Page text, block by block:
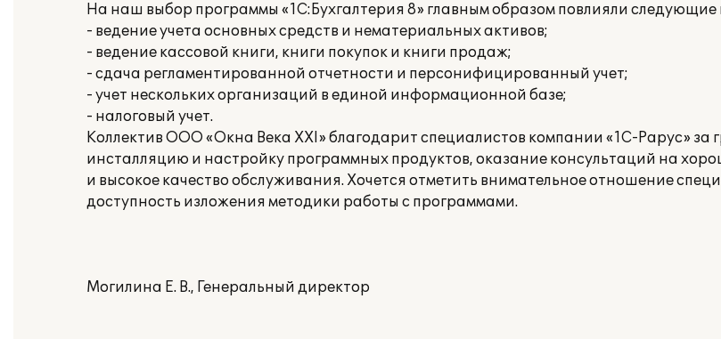
На наш выбор программы «1С:Бухгалтерия 8» главным образом повлияли
- ведение учета основных средств и нематериальных активов;
- ведение кассовой книги, книги покупок и книги продаж;
- сдача регламентированной отчетности и персонифицированный учет;
- учет нескольких организаций в единой информационной базе;
- налоговый учет.
Коллектив ООО «Окна Века ХХI» благодарит специалистов компании «1С-Рарус» за
инсталляцию и настройку программных продуктов, оказание консультаций на
и высокое качество обслуживания. Хочется отметить внимательное отношение
доступность изложения методики работы с программами.
Могилина Е. В., Генеральный директор